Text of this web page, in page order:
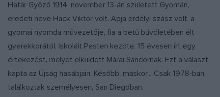
Határ Győző 1914. november 13-án született Gyomán,
eredeti neve Hack Viktor volt. Apja erdélyi szász volt, a
gyomai nyomda művezetője, fia a betű bűvöletében élt
gyerekkorától. Iskoláit Pesten kezdte, 15 évesen írt egy
értekezést, melyet elküldött Márai Sándornak. Ezt a választ
kapta az Újság hasábjain: Később, máskor... Csak 1978-ban
találkoztak személyesen, San Diegóban.